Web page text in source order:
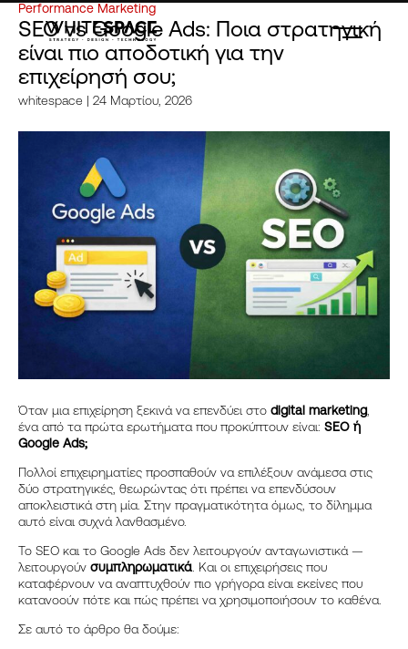
Performance Marketing
SEO vs Google Ads: Ποια στρατηγική
είναι πιο αποδοτική για την
επιχείρησή σου;
whitespace | 24 Μαρτίου, 2026
Όταν μια επιχείρηση ξεκινά να επενδύει στο digital marketing,
ένα από τα πρώτα ερωτήματα που προκύπτουν είναι: SEO ή
Google Ads;
Πολλοί επιχειρηματίες προσπαθούν να επιλέξουν ανάμεσα στις
δύο στρατηγικές, θεωρώντας ότι πρέπει να επενδύσουν
αποκλειστικά στη μία. Στην πραγματικότητα όμως, το δίλημμα
αυτό είναι συχνά λανθασμένο.
Το SEO και το Google Ads δεν λειτουργούν ανταγωνιστικά —
λειτουργούν συμπληρωματικά . Και οι επιχειρήσεις που
καταφέρνουν να αναπτυχθούν πιο γρήγορα είναι εκείνες που
κατανοούν πότε και πώς πρέπει να χρησιμοποιήσουν το καθένα.
Σε αυτό το άρθρο θα δούμε: